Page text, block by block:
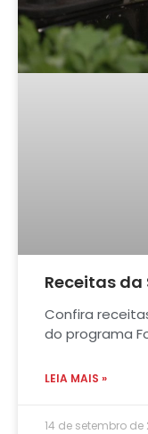
Receitas
Confira
do programa
LEIA MAIS »
14 de setembro de